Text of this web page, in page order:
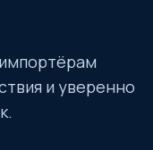
и уверенно